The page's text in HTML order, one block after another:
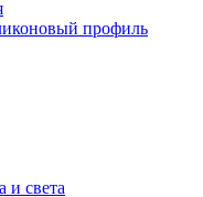
профиль
и света